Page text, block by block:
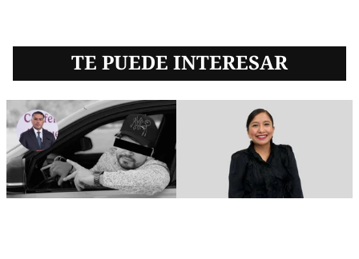
TE PUEDE INTERESAR